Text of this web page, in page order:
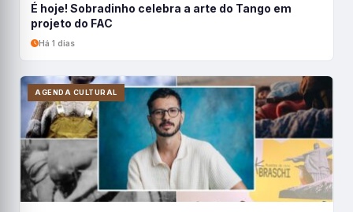
É hoje! Sobradinho celebra a arte do Tango em
projeto do FAC
Há 1 dias
AGENDA CULTURAL